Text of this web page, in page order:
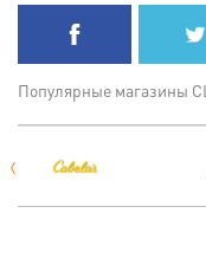
Популярные магазины